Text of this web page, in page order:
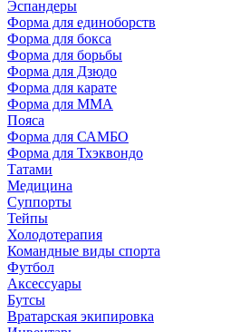
Эспандеры
Форма для единоборств
Форма для бокса
Форма для борьбы
Форма для Дзюдо
Форма для карате
Форма для MMA
Пояса
Форма для САМБО
Форма для Тхэквондо
Татами
Медицина
Суппорты
Тейпы
Холодотерапия
Командные виды спорта
Футбол
Аксессуары
Бутсы
Вратарская экипировка